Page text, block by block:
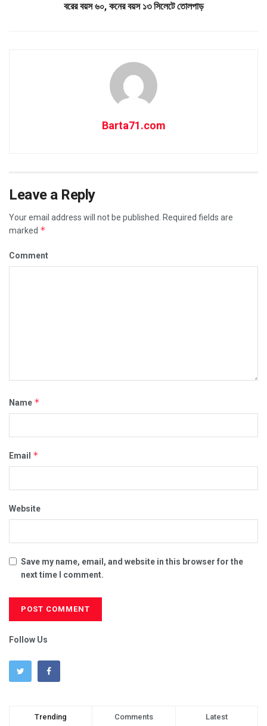
বরের বয়স ৬০, কনের বয়স ১৩ সিলেটে তোলপাড়
Barta71.com
Leave a Reply
Your email address will not be published. Required fields are
marked *
Comment
Name *
Email *
Website
Save my name, email, and website in this browser for the
next time I comment.
Follow Us
Trending Comments Latest